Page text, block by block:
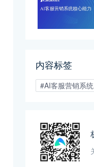
内容标签
#AI客服营销系统